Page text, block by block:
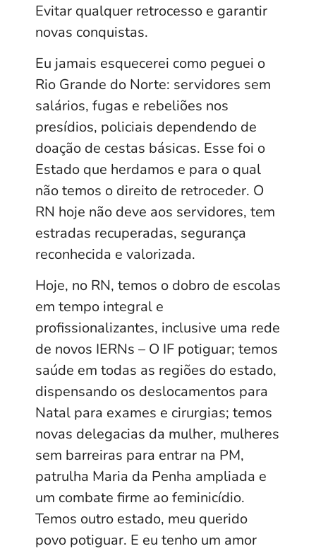
Evitar qualquer retrocesso e garantir
novas conquistas.
Eu jamais esquecerei como peguei o
Rio Grande do Norte: servidores sem
salários, fugas e rebeliões nos
presídios, policiais dependendo de
doação de cestas básicas. Esse foi o
Estado que herdamos e para o qual
não temos o direito de retroceder. O
RN hoje não deve aos servidores, tem
estradas recuperadas, segurança
reconhecida e valorizada.
Hoje, no RN, temos o dobro de escolas
em tempo integral e
profissionalizantes, inclusive uma rede
de novos IERNs – O IF potiguar; temos
saúde em todas as regiões do estado,
dispensando os deslocamentos para
Natal para exames e cirurgias; temos
novas delegacias da mulher, mulheres
sem barreiras para entrar na PM,
patrulha Maria da Penha ampliada e
um combate firme ao feminicídio.
Temos outro estado, meu querido
povo potiguar. E eu tenho um amor